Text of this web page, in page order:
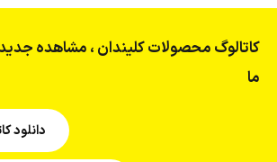
کاتالوگ محصولات کلیندان ، مشاهده
ما
دانلود